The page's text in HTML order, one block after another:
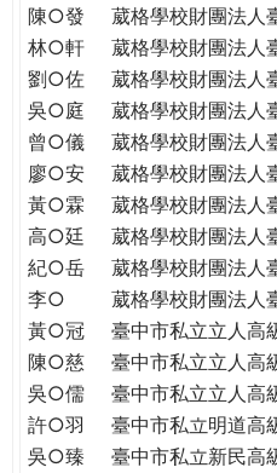
陳○發
葳格學校財團法人
林○軒
葳格學校財團法人
劉○佐
葳格學校財團法人
吳○庭
葳格學校財團法人
曾○儀
葳格學校財團法人
廖○安
葳格學校財團法人
黃○霖
葳格學校財團法人
高○廷
葳格學校財團法人
紀○岳
葳格學校財團法人
李○
葳格學校財團法人
黃○冠
臺中市私立立人高
陳○慈
臺中市私立立人高
吳○儒
臺中市私立立人高
許○羽
臺中市私立明道高
吳○臻
臺中市私立新民高